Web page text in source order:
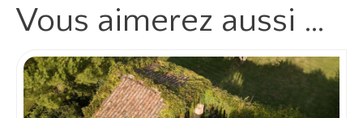
Vous aimerez aussi …